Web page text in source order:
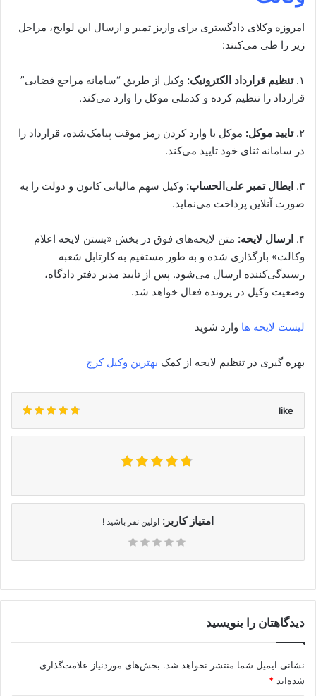
امروزه وکلای دادگستری برای واریز تمبر و ارسال این لوایح، مراحل
زیر را طی می‌کنند:
۱. تنظیم قرارداد الکترونیک: وکیل از طریق “سامانه مراجع قضایی”
قرارداد را تنظیم کرده و کدملی موکل را وارد می‌کند.
۲. تایید موکل: موکل با وارد کردن رمز موقت پیامک‌شده، قرارداد را
در سامانه ثنای خود تایید می‌کند.
۳. ابطال تمبر علی‌الحساب: وکیل سهم مالیاتی کانون و دولت را به
صورت آنلاین پرداخت می‌نماید.
۴. ارسال لایحه: متن لایحه‌های فوق در بخش «بستن لایحه اعلام
وکالت» بارگذاری شده و به طور مستقیم به کارتابل شعبه
رسیدگی‌کننده ارسال می‌شود. پس از تایید مدیر دفتر دادگاه،
وضعیت وکیل در پرونده فعال خواهد شد.
لیست لایحه ها وارد شوید
بهره گیری در تنظیم لایحه از کمک بهترین وکیل کرج
like
امتیاز کاربر: اولین نفر باشید !
دیدگاهتان را بنویسید
نشانی ایمیل شما منتشر نخواهد شد. بخش‌های موردنیاز علامت‌گذاری
شده‌اند *